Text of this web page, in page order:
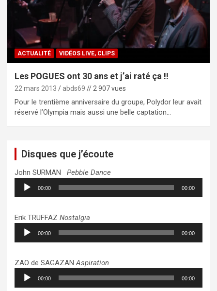
ACTUALITÉ VIDÉOS LIVE, CLIPS
Les POGUES ont 30 ans et j’ai raté ça !!
22 mars 2013 abds69 // 2 907 vues
Pour le trentième anniversaire du groupe, Polydor leur avait
réservé l’Olympia mais aussi une belle captation…
Disques que j’écoute
John SURMAN Pebble Dance
Lecteur
audio
00:00 00:00
Erik TRUFFAZ Nostalgia
Lecteur
audio
00:00 00:00
ZAO de SAGAZANAspiration
Lecteur
audio
00:00 00:00